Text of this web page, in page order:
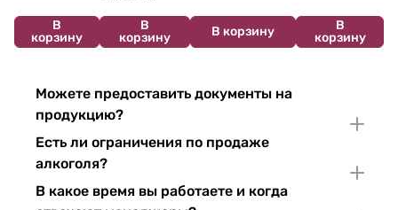
В
корзину
В
корзину
В корзину
В
корзину
Можете предоставить документы на
продукцию?
Есть ли ограничения по продаже
алкоголя?
В какое время вы работаете и когда